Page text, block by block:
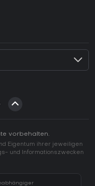
CD Key?
vorbehalten.
Eigentum ihrer jeweiligen
und Informationszwecken